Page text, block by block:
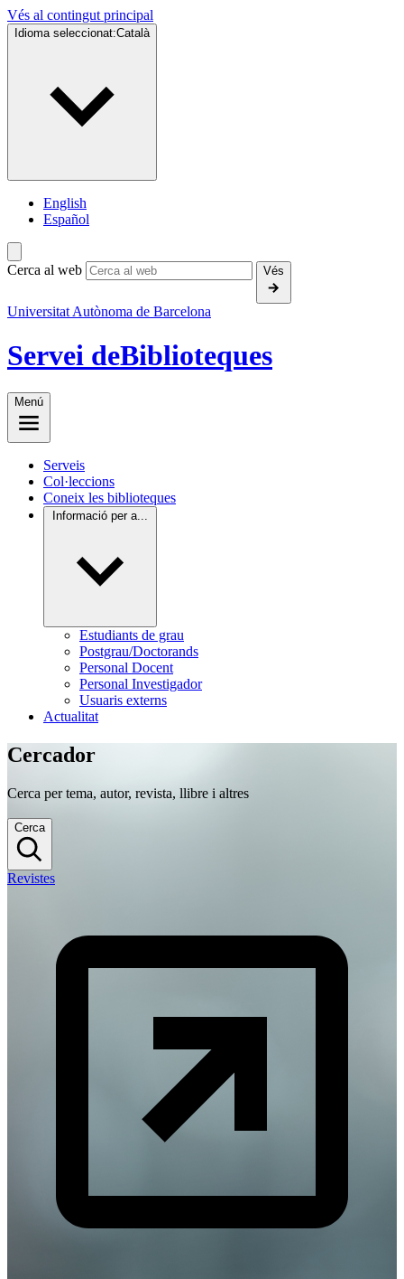
Vés al contingut principal
Idioma seleccionat:Català
English
Español
Cerca al web Vés
Universitat Autònoma de Barcelona
Servei deBiblioteques
Menú
Serveis
Col·leccions
Coneix les biblioteques
Informació per a...
Estudiants de grau
Postgrau/Doctorands
Personal Docent
Personal Investigador
Usuaris externs
Actualitat
Cercador
Cerca per tema, autor, revista, llibre i altres
Cerca
Revistes